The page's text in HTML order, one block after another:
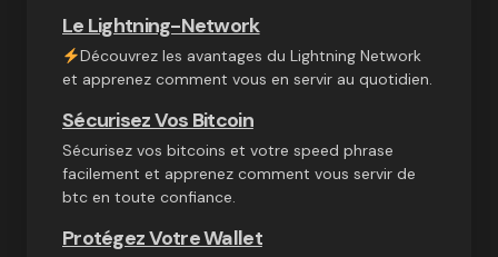
Le Lightning-Network
Découvrez les avantages du Lightning Network
et apprenez comment vous en servir au quotidien.
Sécurisez Vos Bitcoin
Sécurisez vos bitcoins et votre speed phrase
facilement et apprenez comment vous servir de
btc en toute confiance.
Protégez Votre Wallet